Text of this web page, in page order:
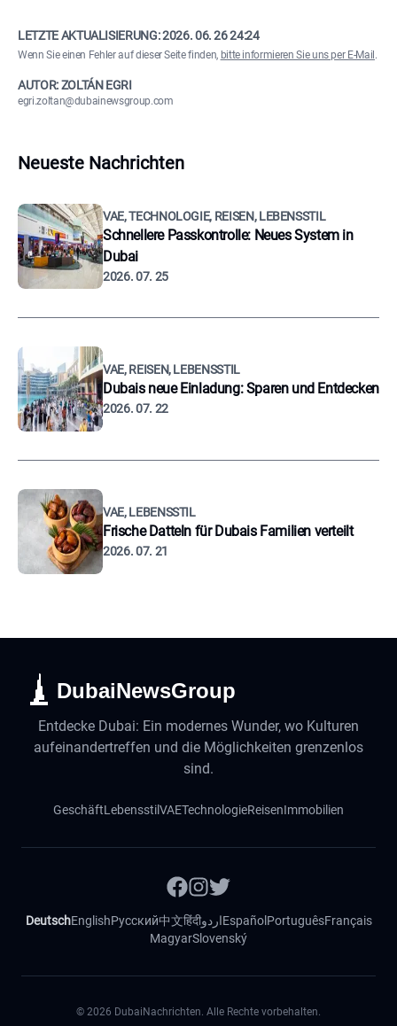
LETZTE AKTUALISIERUNG:2026. 06. 26 24:24
Wenn Sie einen Fehler auf dieser Seite finden, bitte informieren Sie uns per E-Mail .
AUTOR: ZOLTÁN EGRI
egri.zoltan@dubainewsgroup.com
Neueste Nachrichten
VAE, TECHNOLOGIE, REISEN, LEBENSSTIL
Schnellere Passkontrolle: Neues System in
Dubai
2026. 07. 25
VAE, REISEN, LEBENSSTIL
Dubais neue Einladung: Sparen und Entdecken
2026. 07. 22
VAE, LEBENSSTIL
Frische Datteln für Dubais Familien verteilt
2026. 07. 21
DubaiNewsGroup
Entdecke Dubai: Ein modernes Wunder, wo Kulturen
aufeinandertreffen und die Möglichkeiten grenzenlos
sind.
GeschäftLebensstilVAETechnologieReisenImmobilien
DeutschEnglishРусский中文हिंदीاردوEspañol PortuguêsFrançais
MagyarSlovenský
© 2026 DubaiNachrichten. Alle Rechte vorbehalten.